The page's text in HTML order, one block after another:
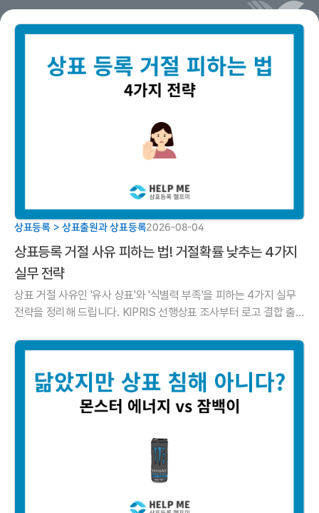
상표등록 > 상표출원과 상표등록2026-08-04
상표등록 거절 사유 피하는 법! 거절확률 낮추는 4가지
실무 전략
상표 거절 사유인 '유사 상표'와 '식별력 부족'을 피하는 4가지 실무
전략을 정리해 드립니다. KIPRIS 선행상표 조사부터 로고 결합 출